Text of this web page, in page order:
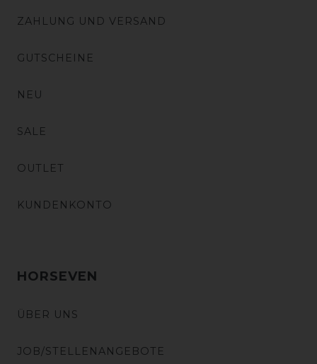
ZAHLUNG UND VERSAND
GUTSCHEINE
NEU
SALE
OUTLET
KUNDENKONTO
HORSEVEN
ÜBER UNS
JOB/STELLENANGEBOTE